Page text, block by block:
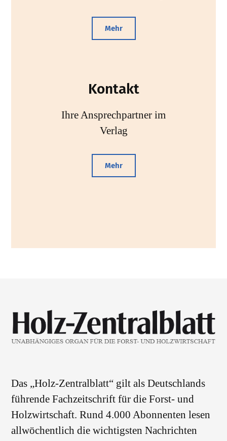
Mehr
Kontakt
Ihre Ansprechpartner im
Verlag
Mehr
Das „Holz-Zentralblatt“ gilt als Deutschlands
führende Fachzeitschrift für die Forst- und
Holzwirtschaft. Rund 4.000 Abonnenten lesen
allwöchentlich die wichtigsten Nachrichten